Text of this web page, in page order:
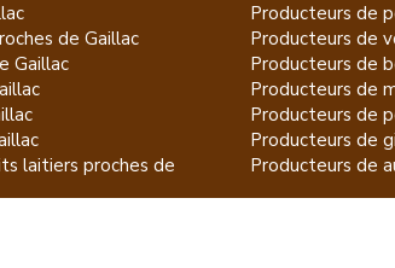
de Gaillac
Gaillac
laitiers proches de
Producteurs de
Producteurs de
Producteurs de
Producteurs de
Producteurs de
Producteurs de
Producteurs de